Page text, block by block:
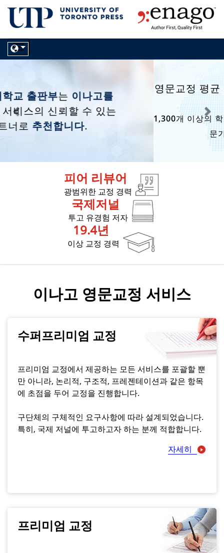
Toggle
navigation
영문교정 평균19.4년이상, 현 언어협회 소
속
1,300개 이상의 학술 주제 분야별로 석박사 원어민 전
문가 2,000명 이상 보유
Previous
피어 리뷰어
광범위한 교정 경력
국제저널
투고 유경험 저자
19.4년
이상 교정 경력
이나고 영문교정 서비스
수퍼프리미엄 교정
프리미엄 교정에서 제공하는 모든 서비스를 포괄할 뿐
만 아니라, 논리적, 구조적, 프레젠테이션과 같은 항목
에 초점을 두어 교정을 진행합니다.
구단체의 구체적인 요구사항에 따라 설계되었습니다.
특히, 국제 저널에 투고하고자 하는 분께 적합합니다.
자세히
프리미엄 교정